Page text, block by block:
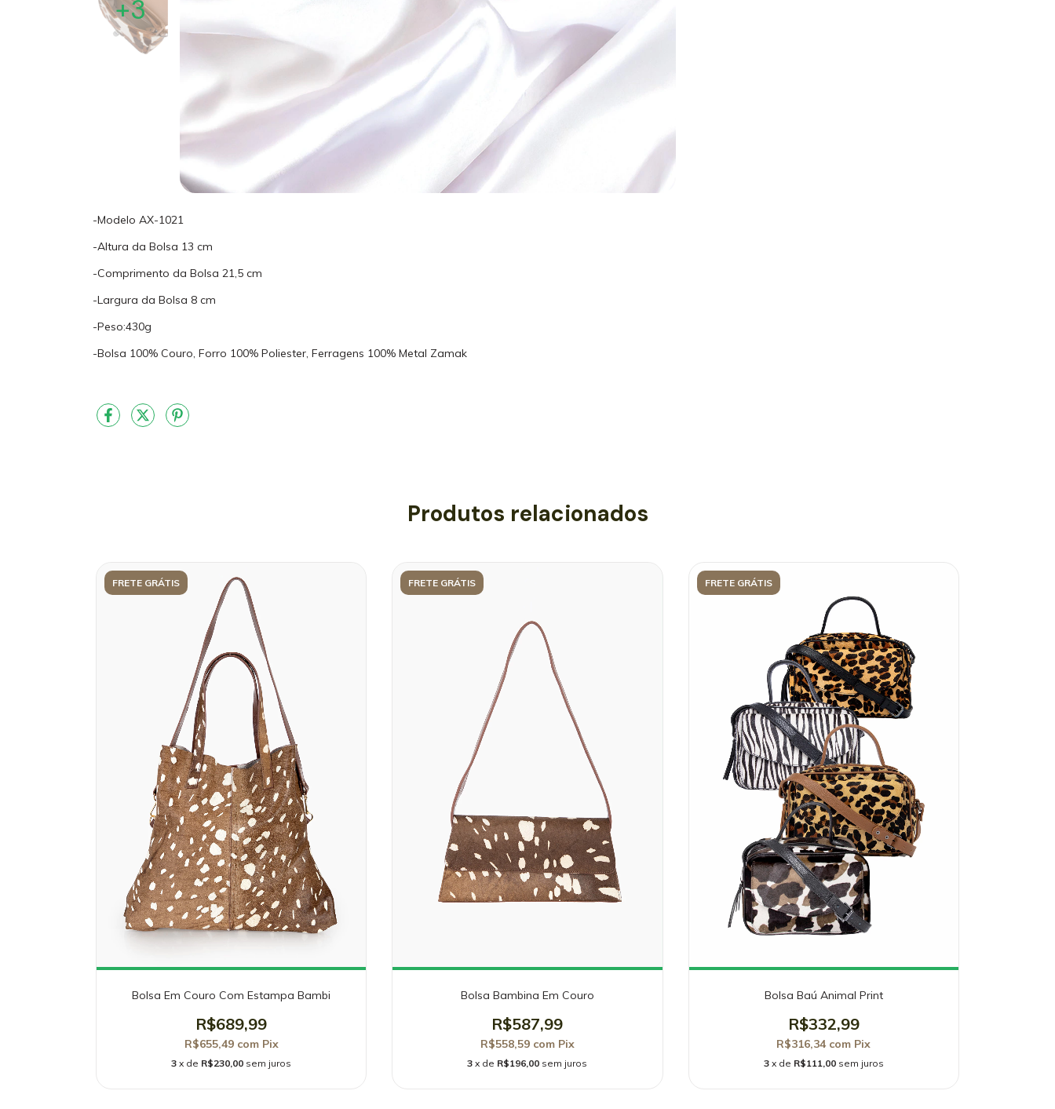
+3
-Modelo AX-1021
-Altura da Bolsa 13 cm
-Comprimento da Bolsa 21,5 cm
-Largura da Bolsa 8 cm
-Peso:430g
-Bolsa 100% Couro, Forro 100% Poliester, Ferragens 100% Metal Zamak
Produtos relacionados
FRETE GRÁTIS
Bolsa Em Couro Com Estampa Bambi
R$689,99
R$655,49 com Pix
3 x de R$230,00 sem juros
FRETE GRÁTIS
Bolsa Bambina Em Couro
R$587,99
R$558,59 com Pix
3 x de R$196,00 sem juros
FRETE GRÁTIS
Bolsa Baú Animal Print
R$332,99
R$316,34 com Pix
3 x de R$111,00 sem juros